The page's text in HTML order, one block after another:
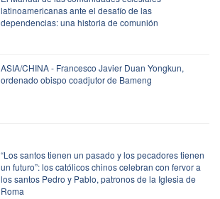
latinoamericanas ante el desafío de las
dependencias: una historia de comunión
ASIA/CHINA - Francesco Javier Duan Yongkun,
ordenado obispo coadjutor de Bameng
“Los santos tienen un pasado y los pecadores tienen
un futuro”: los católicos chinos celebran con fervor a
los santos Pedro y Pablo, patronos de la Iglesia de
Roma